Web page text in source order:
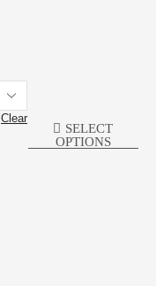
Clear
SELECT
OPTIONS